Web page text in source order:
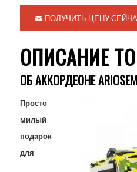
ПОЛУЧИТЬ ЦЕНУ
ОПИСАНИЕ
ОБ АККОРДЕОНЕ
Просто
милый
подарок
для